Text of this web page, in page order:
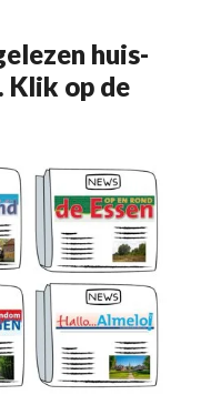
huis-
Klik op de